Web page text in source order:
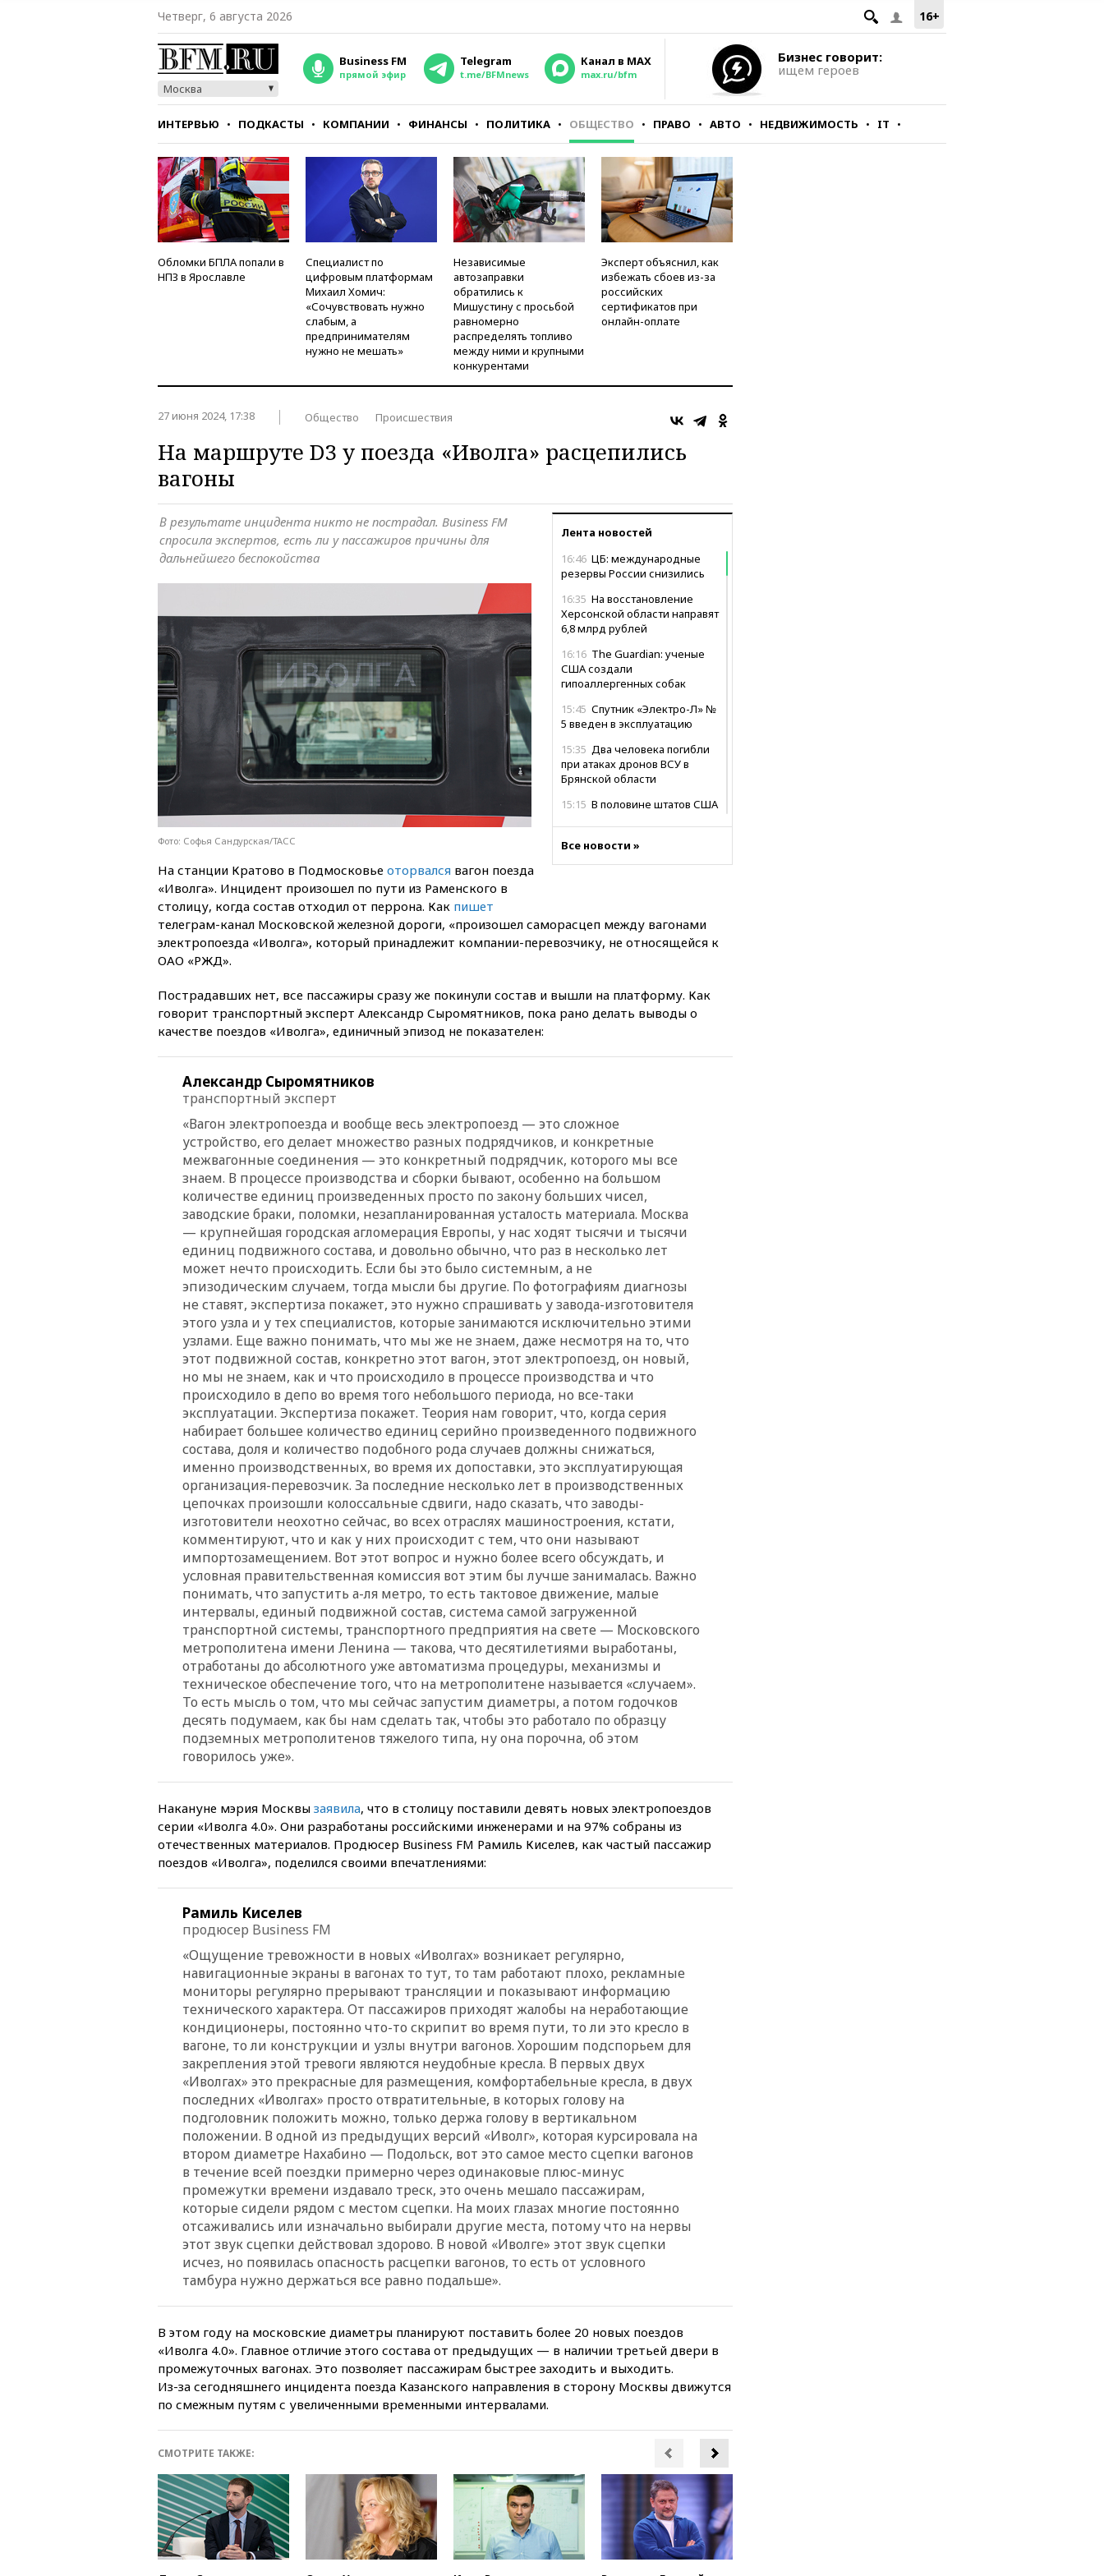
16+
Четверг, 6 августа 2026
Москва
Business FM
прямой эфир
Telegram
t.me/BFMnews
Канал в MAX
max.ru/bfm
Бизнес говорит:
ищем героев
ИНТЕРВЬЮ ПОДКАСТЫ КОМПАНИИ ФИНАНСЫ ПОЛИТИКА ОБЩЕСТВО ПРАВО АВТО НЕДВИЖИМОСТЬ IT
СТИЛЬ ТЕСТЫ
Обломки БПЛА попали в
НПЗ в Ярославле
Специалист по
цифровым платформам
Михаил Хомич:
«Сочувствовать нужно
слабым, а
предпринимателям
нужно не мешать»
Независимые
автозаправки
обратились к
Мишустину с просьбой
равномерно
распределять топливо
между ними и крупными
конкурентами
Эксперт объяснил, как
избежать сбоев из-за
российских
сертификатов при
онлайн-оплате
27 июня 2024, 17:38 Общество Происшествия
На маршруте D3 у поезда «Иволга» расцепились
вагоны
Лента новостей
16:46 ЦБ: международные
резервы России снизились
16:35 На восстановление
Херсонской области направят
6,8 млрд рублей
16:16 The Guardian: ученые
США создали
гипоаллергенных собак
15:45 Спутник «Электро-Л» №
5 введен в эксплуатацию
15:35 Два человека погибли
при атаках дронов ВСУ в
Брянской области
15:15 В половине штатов США
критикой Трампа по поводу
дефицита боеприпасов
оборонном предприятии
14:21
АТОР сообщила о
в России
14:14«Ведомости»: Озон банк
санкций
13:58Медведев назвал
13:45 В Петербурге достроили
новый тоннель зеленой ветки
13:38В эфире «Радиостанции
Судного дня» прозвучали три
сообщения
13:29Восемь человек
пострадали при наезде
автомобиля на толпу в Омске
13:19WP: Трамп определился
со своим преемником
13:13 СК возбудил дело по
факту гибели женщины и
ребенка в Раменском
12:57 В Луганске при ракетном
ударе ВСУ по складу
пострадали пять человек
12:44МВД: число
преступлений, связанных с
отмыванием денег, достигло
рекордного показателя
12:40В Подмосковье
женщина и трехлетний
ребенок погибли при падении
из окна
12:22В России с 1 сентября
изменятся билеты на
общественный транспорт
12:15Иран и Оман
согласовали главные пункты
восстановили обмен
разведданными с Украиной
11:58Великобритания
11:19 МИД России ответил на
критику мэра Хиросимы в
годовщину ядерной
бомбардировки
10:57 Оверчук заявил о
сокращении товарооборота
России и Армении на две
трети
10:54Президент ФИФА
Джанни Инфантино сумел
10:38 Роскачество нашло
кишечную палочку в бургерах
пяти популярных сетей
фастфуда
10:19СКР рассматривает три
основные версии
произошедшего с Cessna-182
теракт на объекте Росгвардии
09:59 The Spectator:
отсутствие ракет для Patriot у
Украины приведет к
поражению Киева
аэропорту Лейпцига —
«сценарий гибридной атаки»
09:32
В Тверской области
обломки дрона повредили
фасад логокомплекса
В Ярославской области
отражена самая
Все новости »
В результате инцидента никто не пострадал. Business FM
спросила экспертов, есть ли у пассажиров причины для
дальнейшего беспокойства
Фото: Софья Сандурская/ТАСС
На станции Кратово в Подмосковье оторвался вагон поезда
«Иволга». Инцидент произошел по пути из Раменского в
столицу, когда состав отходил от перрона. Как пишет
телеграм-канал Московской железной дороги, «произошел саморасцеп между вагонами
электропоезда «Иволга», который принадлежит компании-перевозчику, не относящейся к
ОАО «РЖД».
Пострадавших нет, все пассажиры сразу же покинули состав и вышли на платформу. Как
говорит транспортный эксперт Александр Сыромятников, пока рано делать выводы о
качестве поездов «Иволга», единичный эпизод не показателен:
Александр Сыромятников
транспортный эксперт
«Вагон электропоезда и вообще весь электропоезд — это сложное
устройство, его делает множество разных подрядчиков, и конкретные
межвагонные соединения — это конкретный подрядчик, которого мы все
знаем. В процессе производства и сборки бывают, особенно на большом
количестве единиц произведенных просто по закону больших чисел,
заводские браки, поломки, незапланированная усталость материала. Москва
— крупнейшая городская агломерация Европы, у нас ходят тысячи и тысячи
единиц подвижного состава, и довольно обычно, что раз в несколько лет
может нечто происходить. Если бы это было системным, а не
эпизодическим случаем, тогда мысли бы другие. По фотографиям диагнозы
не ставят, экспертиза покажет, это нужно спрашивать у завода-изготовителя
этого узла и у тех специалистов, которые занимаются исключительно этими
узлами. Еще важно понимать, что мы же не знаем, даже несмотря на то, что
этот подвижной состав, конкретно этот вагон, этот электропоезд, он новый,
но мы не знаем, как и что происходило в процессе производства и что
происходило в депо во время того небольшого периода, но все-таки
эксплуатации. Экспертиза покажет. Теория нам говорит, что, когда серия
набирает большее количество единиц серийно произведенного подвижного
состава, доля и количество подобного рода случаев должны снижаться,
именно производственных, во время их допоставки, это эксплуатирующая
организация-перевозчик. За последние несколько лет в производственных
цепочках произошли колоссальные сдвиги, надо сказать, что заводы-
изготовители неохотно сейчас, во всех отраслях машиностроения, кстати,
комментируют, что и как у них происходит с тем, что они называют
импортозамещением. Вот этот вопрос и нужно более всего обсуждать, и
условная правительственная комиссия вот этим бы лучше занималась. Важно
понимать, что запустить а-ля метро, то есть тактовое движение, малые
интервалы, единый подвижной состав, система самой загруженной
транспортной системы, транспортного предприятия на свете — Московского
метрополитена имени Ленина — такова, что десятилетиями выработаны,
отработаны до абсолютного уже автоматизма процедуры, механизмы и
техническое обеспечение того, что на метрополитене называется «случаем».
То есть мысль о том, что мы сейчас запустим диаметры, а потом годочков
десять подумаем, как бы нам сделать так, чтобы это работало по образцу
подземных метрополитенов тяжелого типа, ну она порочна, об этом
говорилось уже».
Накануне мэрия Москвы заявила, что в столицу поставили девять новых электропоездов
серии «Иволга 4.0». Они разработаны российскими инженерами и на 97% собраны из
отечественных материалов. Продюсер Business FM Рамиль Киселев, как частый пассажир
поездов «Иволга», поделился своими впечатлениями:
Рамиль Киселев
продюсер Business FM
«Ощущение тревожности в новых «Иволгах» возникает регулярно,
навигационные экраны в вагонах то тут, то там работают плохо, рекламные
мониторы регулярно прерывают трансляции и показывают информацию
технического характера. От пассажиров приходят жалобы на неработающие
кондиционеры, постоянно что-то скрипит во время пути, то ли это кресло в
вагоне, то ли конструкции и узлы внутри вагонов. Хорошим подспорьем для
закрепления этой тревоги являются неудобные кресла. В первых двух
«Иволгах» это прекрасные для размещения, комфортабельные кресла, в двух
последних «Иволгах» просто отвратительные, в которых голову на
подголовник положить можно, только держа голову в вертикальном
положении. В одной из предыдущих версий «Иволг», которая курсировала на
втором диаметре Нахабино — Подольск, вот это самое место сцепки вагонов
в течение всей поездки примерно через одинаковые плюс-минус
промежутки времени издавало треск, это очень мешало пассажирам,
которые сидели рядом с местом сцепки. На моих глазах многие постоянно
отсаживались или изначально выбирали другие места, потому что на нервы
этот звук сцепки действовал здорово. В новой «Иволге» этот звук сцепки
исчез, но появилась опасность расцепки вагонов, то есть от условного
тамбура нужно держаться все равно подальше».
В этом году на московские диаметры планируют поставить более 20 новых поездов
«Иволга 4.0». Главное отличие этого состава от предыдущих — в наличии третьей двери в
промежуточных вагонах. Это позволяет пассажирам быстрее заходить и выходить.
Из-за сегодняшнего инцидента поезда Казанского направления в сторону Москвы движутся
по смежным путям с увеличенными временными интервалами.
СМОТРИТЕ ТАКЖЕ: